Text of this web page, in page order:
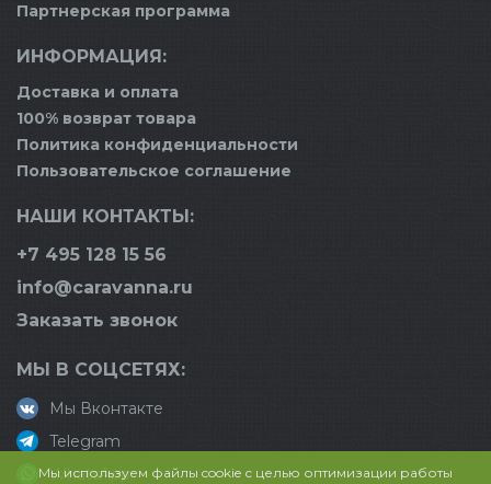
Партнерская программа
ИНФОРМАЦИЯ:
Доставка и оплата
100% возврат товара
Политика конфиденциальности
Пользовательское соглашение
НАШИ КОНТАКТЫ:
+7 495 128 15 56
info@caravanna.ru
Заказать звонок
МЫ В СОЦСЕТЯХ:
Мы Вконтакте
Telegram
WhatsApp
Мы используем файлы cookie с целью оптимизации работы